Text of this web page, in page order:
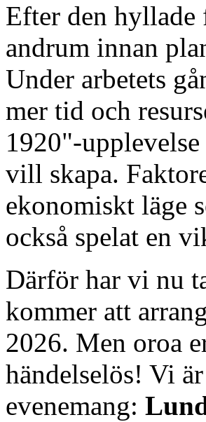
Efter den
andrum innan
Under arbetets
mer tid och
1920"-
vill skapa.
ekonomiskt läge
också spelat en
Därför har vi nu
kommer att
2026. Men oroa
händelselös! Vi
evenemang: